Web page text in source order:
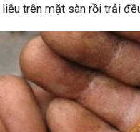
trên mặt sàn rồi trải